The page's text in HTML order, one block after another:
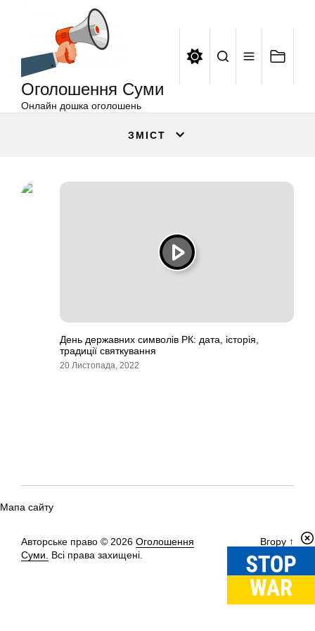
Оголошення Суми
Онлайн дошка оголошень
ЗМІСТ
День державних символів РК: дата, історія,
традиції святкування
20 Листопада, 2022
Мапа сайту
Авторське право © 2026 Оголошення
Суми.
Всі права захищені.
Вгору ↑